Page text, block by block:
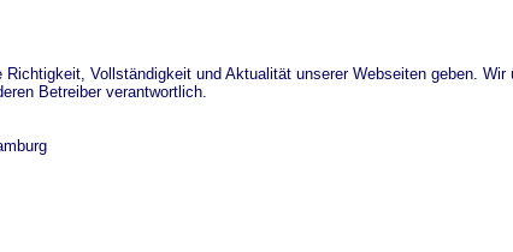
Vollständigkeit und Aktualität unserer Webseiten geben.
Betreiber verantwortlich.